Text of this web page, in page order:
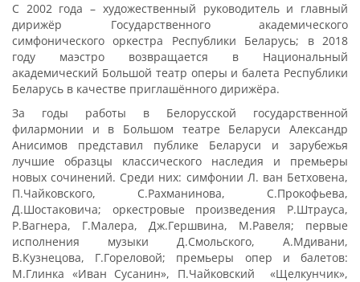
С 2002 года – художественный руководитель и главный
дирижёр Государственного академического
симфонического оркестра Республики Беларусь; в 2018
году маэстро возвращается в Национальный
академический Большой театр оперы и балета Республики
Беларусь в качестве приглашённого дирижёра.
За годы работы в Белорусской государственной
филармонии и в Большом театре Беларуси Александр
Анисимов представил публике Беларуси и зарубежья
лучшие образцы классического наследия и премьеры
новых сочинений. Среди них: симфонии Л. ван Бетховена,
П.Чайковского, С.Рахманинова, С.Прокофьева,
Д.Шостаковича; оркестровые произведения Р.Штрауса,
Р.Вагнера, Г.Малера, Дж.Гершвина, М.Равеля; первые
исполнения музыки Д.Смольского, А.Мдивани,
В.Кузнецова, Г.Гореловой; премьеры опер и балетов:
М.Глинка «Иван Сусанин», П.Чайковский «Щелкунчик»,